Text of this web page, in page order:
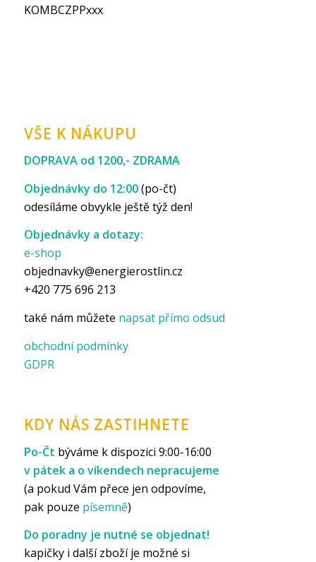
KOMBCZPPxxx
VŠE K NÁKUPU
DOPRAVA od 1200,- ZDRAMA
Objednávky do 12:00(po-čt)
odesíláme obvykle ještě týž den!
Objednávky a dotazy:
e-shop
objednavky@energierostlin.cz
+420 775 696 213
také nám můžete napsat přímo odsud
obchodní podmínky
GDPR
KDY NÁS ZASTIHNETE
Po-Čt býváme k dispozici 9:00-16:00
v pátek a o víkendech nepracujeme
(a pokud Vám přece jen odpovíme,
pak pouze písemně)
Do poradny je nutné se objednat!
kapičky i další zboží je možné si